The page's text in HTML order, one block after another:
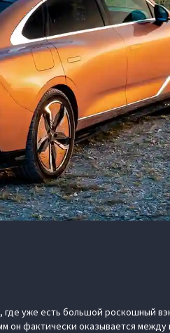
уже есть большой роскошный
он фактически оказывается